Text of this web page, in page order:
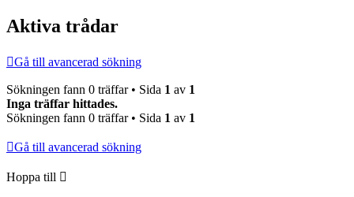
Aktiva trådar
Gå till avancerad sökning
Sökningen fann 0 träffar • Sida 1 av 1
Inga träffar hittades.
Sökningen fann 0 träffar • Sida 1 av 1
Gå till avancerad sökning
Hoppa till